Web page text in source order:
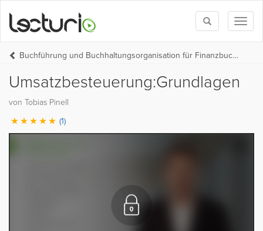
Toggle
search
Buchführung und Buchhaltungsorganisation für Finanzbuchhalter*innen
Umsatzbesteuerung:Grundlagen
von Tobias Pinell
(1)